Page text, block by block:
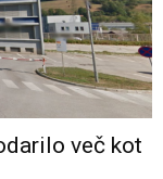
več kot